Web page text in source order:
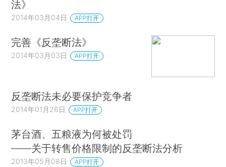
法》
2014年03月04日 APP打开
完善《反垄断法》
2014年03月03日 APP打开
反垄断法未必要保护竞争者
2014年01月26日 APP打开
茅台酒、五粮液为何被处罚
——关于转售价格限制的反垄断法分析
2013年05月08日 APP打开